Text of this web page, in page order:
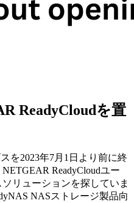
ReadyCloudを置
を2023年7月1日より前に終
ReadyCloudユー
リューションを探していま
NASストレージ製品向